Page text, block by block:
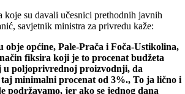
i mesnih prerađevina, proizvodnja sadnica
sl.
koje su davali učesnici prethodnih javnih
savjetnik ministra za privredu kaže:
općine, Pale-Prača i Foča-Ustikolina,
fiksira koji je to procenat budžeta